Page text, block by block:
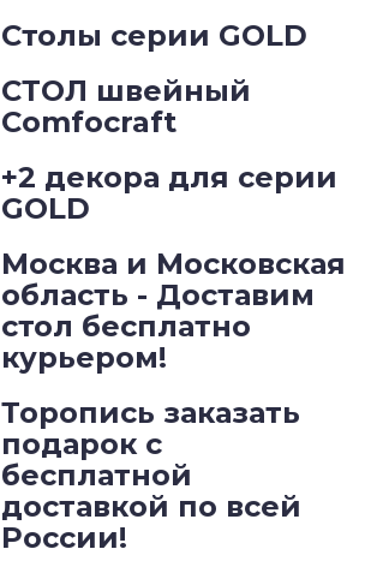
Столы серии GOLD
СТОЛ швейный
Comfocraft
+2 декора для серии
GOLD
Москва и Московская
область - Доставим
стол бесплатно
курьером!
Торопись заказать
подарок с
бесплатной
доставкой по всей
России!